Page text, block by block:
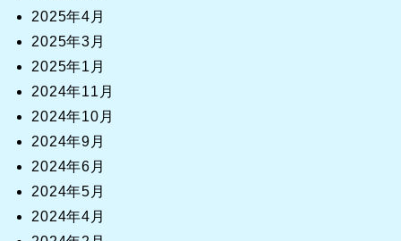
2025年4月
2025年3月
2025年1月
2024年11月
2024年10月
2024年9月
2024年6月
2024年5月
2024年4月